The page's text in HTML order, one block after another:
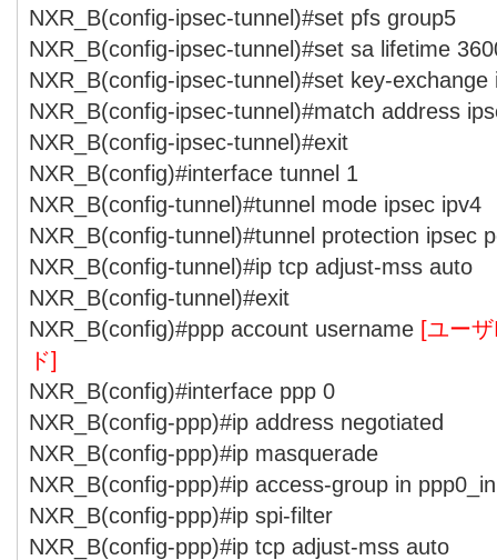
NXR_B(config-ipsec-tunnel)#set pfs group5
NXR_B(config-ipsec-tunnel)#set sa lifetime
NXR_B(config-ipsec-tunnel)#set key-exchange
NXR_B(config-ipsec-tunnel)#match address
NXR_B(config-ipsec-tunnel)#exit
NXR_B(config)#interface tunnel 1
NXR_B(config-tunnel)#tunnel mode ipsec ipv4
NXR_B(config-tunnel)#tunnel protection ipsec
NXR_B(config-tunnel)#ip tcp adjust-mss auto
NXR_B(config-tunnel)#exit
NXR_B(config)#ppp account username [ユー
ド]
NXR_B(config)#interface ppp 0
NXR_B(config-ppp)#ip address negotiated
NXR_B(config-ppp)#ip masquerade
NXR_B(config-ppp)#ip access-group in ppp0_in
NXR_B(config-ppp)#ip spi-filter
NXR_B(config-ppp)#ip tcp adjust-mss auto